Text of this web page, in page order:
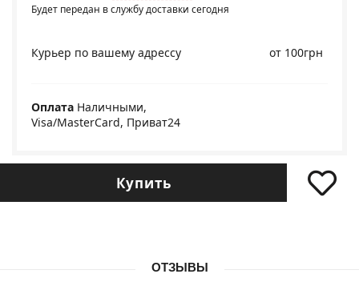
Будет передан в службу доставки сегодня
Курьер по вашему адрессу от 100грн
Оплата Наличными,
Visa/MasterCard, Приват24
Купить
ОТЗЫВЫ